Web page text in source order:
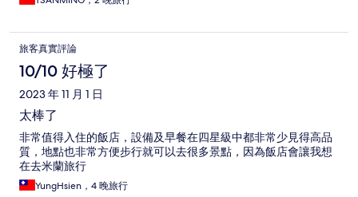
旅客真實評論
10/10 好極了
2023 年 11 月 1 日
太棒了
非常值得入住的飯店，設備及早餐在四星級中都非常少見得高品
質，地點也非常方便步行就可以去很多景點，因為飯店會讓我想
在去米蘭旅行
YungHsien，4 晚旅行